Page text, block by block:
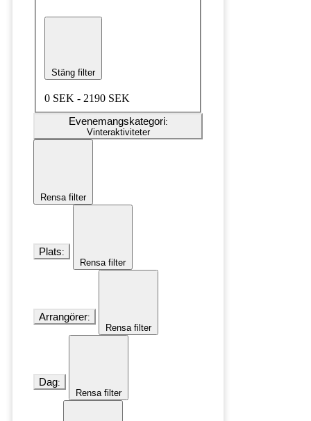
Stäng filter
0 SEK - 2190 SEK
Evenemangskategori:
Vinteraktiviteter
Rensa filter
Plats:
Rensa filter
Arrangörer:
Rensa filter
Dag:
Rensa filter